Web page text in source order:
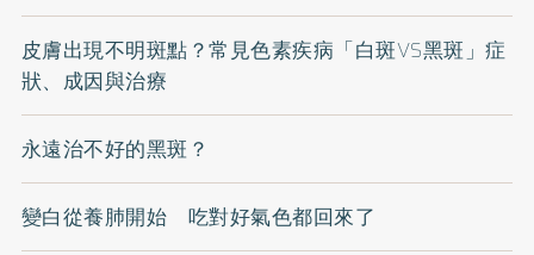
皮膚出現不明斑點？常見色素疾病「白斑VS黑斑」症
狀、成因與治療
永遠治不好的黑斑？
變白從養肺開始 吃對好氣色都回來了